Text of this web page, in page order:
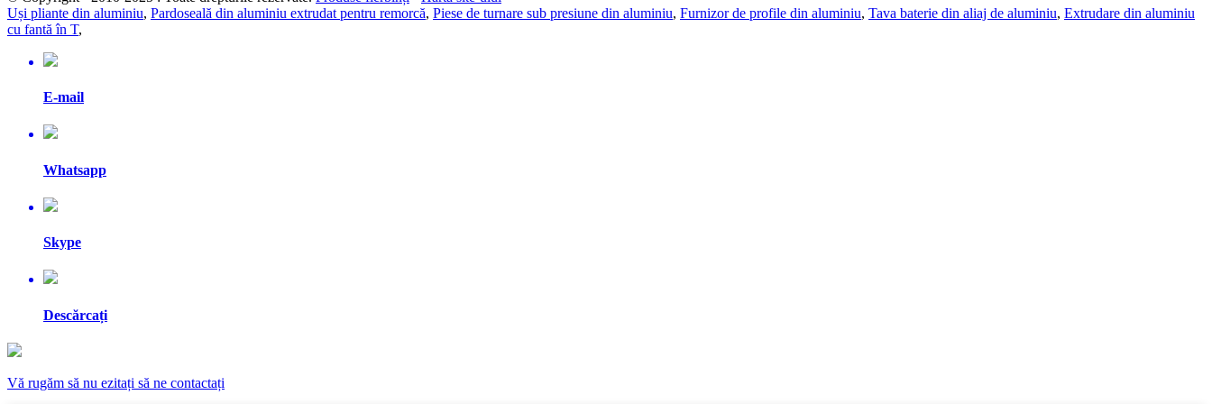
Uși pliante din aluminiu, Pardoseală din aluminiu extrudat pentru remorcă, Piese de turnare sub presiune din aluminiu, Furnizor de profile din aluminiu, Tava baterie din aliaj de aluminiu, Extrudare din aluminiu
cu fantă în T,
E-mail
Whatsapp
Skype
Descărcați
Vă rugăm să nu ezitați să ne contactați